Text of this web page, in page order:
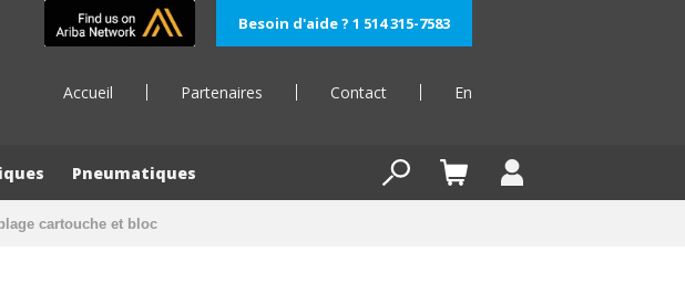
Besoin d'aide ? 1 514 315-7583
Accueil Partenaires Contact En
Pneumatiques
cartouche et bloc